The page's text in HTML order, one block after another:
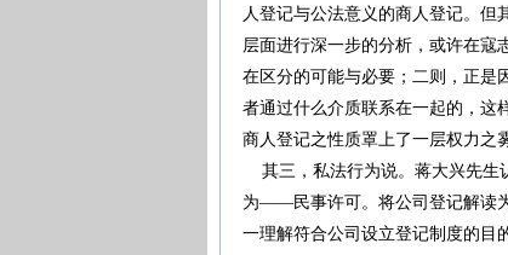
人登记与公法意义的商人登记。但
层面进行深一步的分析，或许在寇
在区分的可能与必要；二则，正是
者通过什么介质联系在一起的，这
商人登记之性质罩上了一层权力之雾
其三，私法行为说。蒋大兴先生
为——民事许可。将公司登记解读
一理解符合公司设立登记制度的目